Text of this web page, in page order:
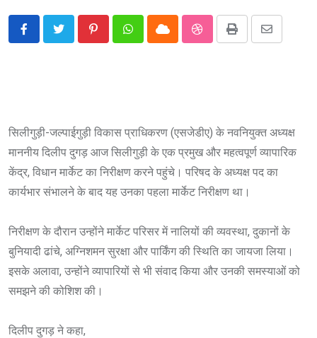
PinterestWhatsappCloud StumbleUpon
Print
Share
सिलीगुड़ी-जल्पाईगुड़ी विकास प्राधिकरण (एसजेडीए) के नवनियुक्त अध्यक्ष
माननीय दिलीप दुगड़ आज सिलीगुड़ी के एक प्रमुख और महत्वपूर्ण व्यापारिक
केंद्र, विधान मार्केट का निरीक्षण करने पहुंचे। परिषद के अध्यक्ष पद का
कार्यभार संभालने के बाद यह उनका पहला मार्केट निरीक्षण था।
निरीक्षण के दौरान उन्होंने मार्केट परिसर में नालियों की व्यवस्था, दुकानों के
बुनियादी ढांचे, अग्निशमन सुरक्षा और पार्किंग की स्थिति का जायजा लिया।
इसके अलावा, उन्होंने व्यापारियों से भी संवाद किया और उनकी समस्याओं को
समझने की कोशिश की।
दिलीप दुगड़ ने कहा,